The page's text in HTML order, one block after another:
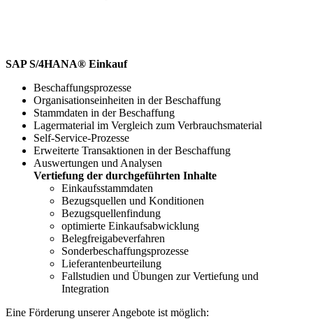
SAP S/4HANA® Einkauf
Beschaffungsprozesse
Organisationseinheiten in der Beschaffung
Stammdaten in der Beschaffung
Lagermaterial im Vergleich zum Verbrauchsmaterial
Self-Service-Prozesse
Erweiterte Transaktionen in der Beschaffung
Auswertungen und Analysen
Vertiefung der durchgeführten Inhalte
Einkaufsstammdaten
Bezugsquellen und Konditionen
Bezugsquellenfindung
optimierte Einkaufsabwicklung
Belegfreigabeverfahren
Sonderbeschaffungsprozesse
Lieferantenbeurteilung
Fallstudien und Übungen zur Vertiefung und
Integration
Eine Förderung unserer Angebote ist möglich: